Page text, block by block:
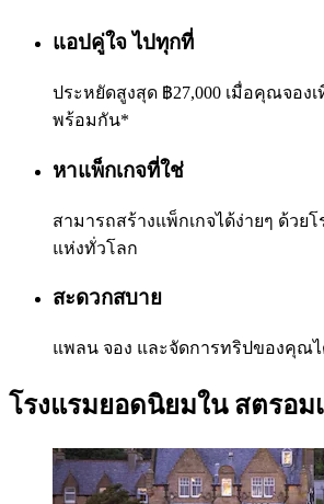
แอปคู่ใจ ไปทุกที่
ประหยัดสูงสุด ฿27,000 เมื่อคุณจอง
พร้อมกัน*
หาแพ็กเกจที่ใช่
สามารถสร้างแพ็กเกจได้ง่ายๆ ด้วยโ
แห่งทั่วโลก
สะดวกสบาย
แพลน จอง และจัดการทริปของคุณไ
โรงแรมยอดนิยมใน สตรอม